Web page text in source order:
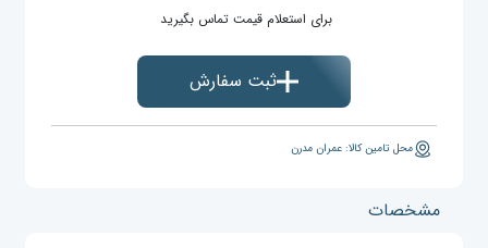
برای استعلام قیمت تماس بگیرید
ثبت سفارش
محل تامین کالا: عمران مدرن
مشخصات